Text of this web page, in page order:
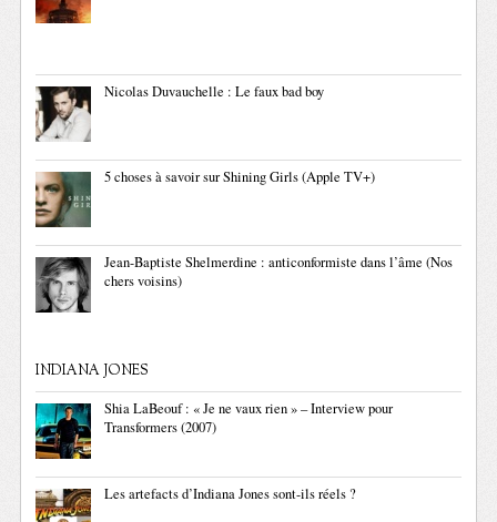
Nicolas Duvauchelle : Le faux bad boy
5 choses à savoir sur Shining Girls (Apple TV+)
Jean-Baptiste Shelmerdine : anticonformiste dans l’âme (Nos
chers voisins)
INDIANA JONES
Shia LaBeouf : « Je ne vaux rien » – Interview pour
Transformers (2007)
Les artefacts d’Indiana Jones sont-ils réels ?